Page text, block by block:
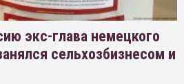
экс-глава немецкого
сельхозбизнесом и